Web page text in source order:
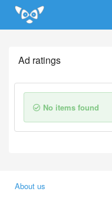
Update cookies preferences
Ad ratings
No items found
About us